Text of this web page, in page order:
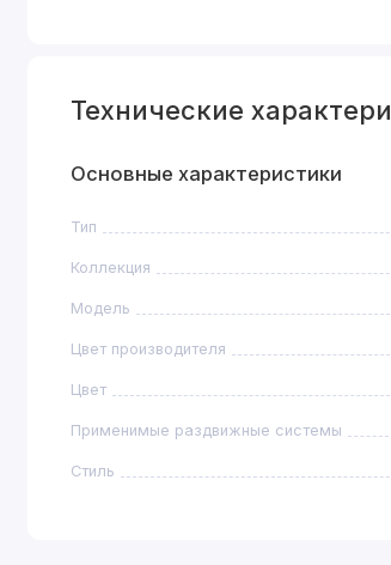
Технические
Основные характеристики
Тип
Коллекция
Модель
Цвет производителя
Цвет
Применимые раздвижные системы
Стиль